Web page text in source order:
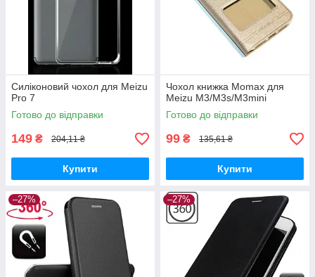
Силіконовий чохол для Meizu
Pro 7
Готово до відправки
149 ₴ 204,11 ₴
Купити
Чохол книжка Momax для
Meizu M3/M3s/M3mini
Готово до відправки
99 ₴ 135,61 ₴
Купити
–27% –27%